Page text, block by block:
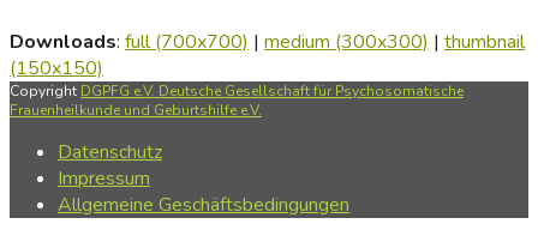
Downloads: full (700x700) | medium (300x300) | thumbnail
(150x150)
Copyright DGPFG e.V. Deutsche Gesellschaft für Psychosomatische
Frauenheilkunde und Geburtshilfe e.V.
Datenschutz
Impressum
Allgemeine Geschäftsbedingungen